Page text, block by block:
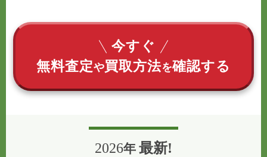
今すぐ
無料査定や買取方法を確認する
2026年 最新!